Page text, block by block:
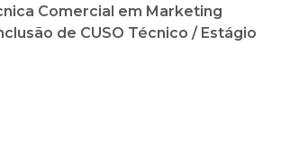
Comercial em Marketing
de CUSO Técnico / Estágio